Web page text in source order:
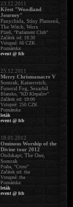
23.12.2011
Křest "Woodland
Journey"
Panychida, Stíny Plamenů,
The Witch, Worx
Plzeň, "Parlament Club"
Začátek od: 18:30
Vstupné: 66 CZK
Poznámka:
event @ fcb
25.12.2011
Merry Chrismassacre V
Somrak, Kaiserreich,
Funeral Fog, Sezarbil
Blansko, "KD Klepačov"
Začátek od: 19:00
Vstupné: 250 CZK
Poznámka:
leták
event @ fcb
18.01.2012
Ominous Worship of the
Divine tour 2012
Ondskapt, The One,
Somrak
Praha, "Cross"
Začátek od: tba
Vstupné: tba
Poznámka:
leták
event @ fcb